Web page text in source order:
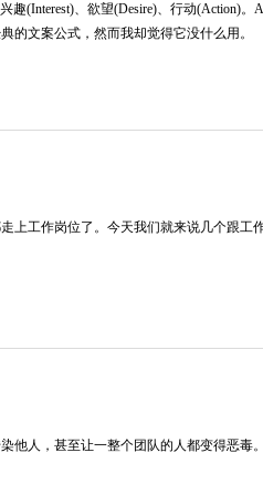
趣(Interest)、欲望(Desire)、行动(Action)。
的文案公式，然而我却觉得它没什么用。
上工作岗位了。今天我们就来说几个跟工
他人，甚至让一整个团队的人都变得恶毒。